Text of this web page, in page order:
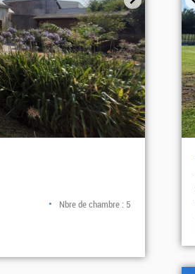
Nbre de chambre : 5